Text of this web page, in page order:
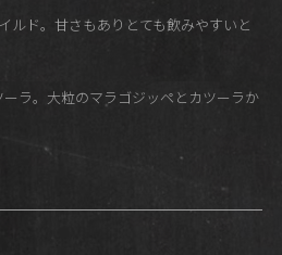
ルド。甘さもありとても飲みやすいと
ラ。大粒のマラゴジッペとカツーラか